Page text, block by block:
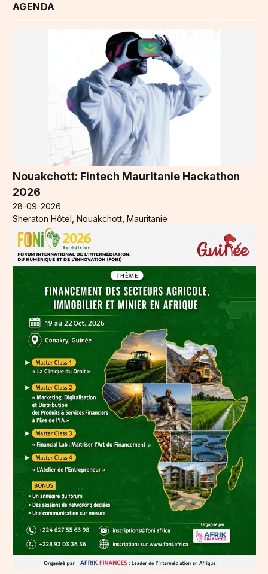
AGENDA
Nouakchott: Fintech Mauritanie Hackathon
2026
28-09-2026
Sheraton Hôtel, Nouakchott, Mauritanie